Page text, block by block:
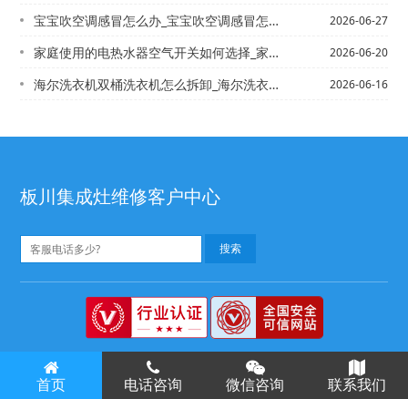
宝宝吹空调感冒怎么办_宝宝吹空调感冒怎么办_1 2026-06-27
家庭使用的电热水器空气开关如何选择_家庭使用的电热水器空气开关的选择方法_家庭洗... 2026-06-20
海尔洗衣机双桶洗衣机怎么拆卸_海尔洗衣机双桶洗衣机拆卸方法*海尔洗衣机水管接头怎... 2026-06-16
板川集成灶维修客户中心
Copyright © 板川集成灶售后版权所有
首页 电话咨询 微信咨询 联系我们